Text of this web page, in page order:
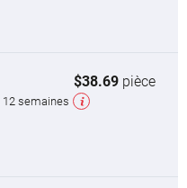
$38.69 pièce
12 semaines